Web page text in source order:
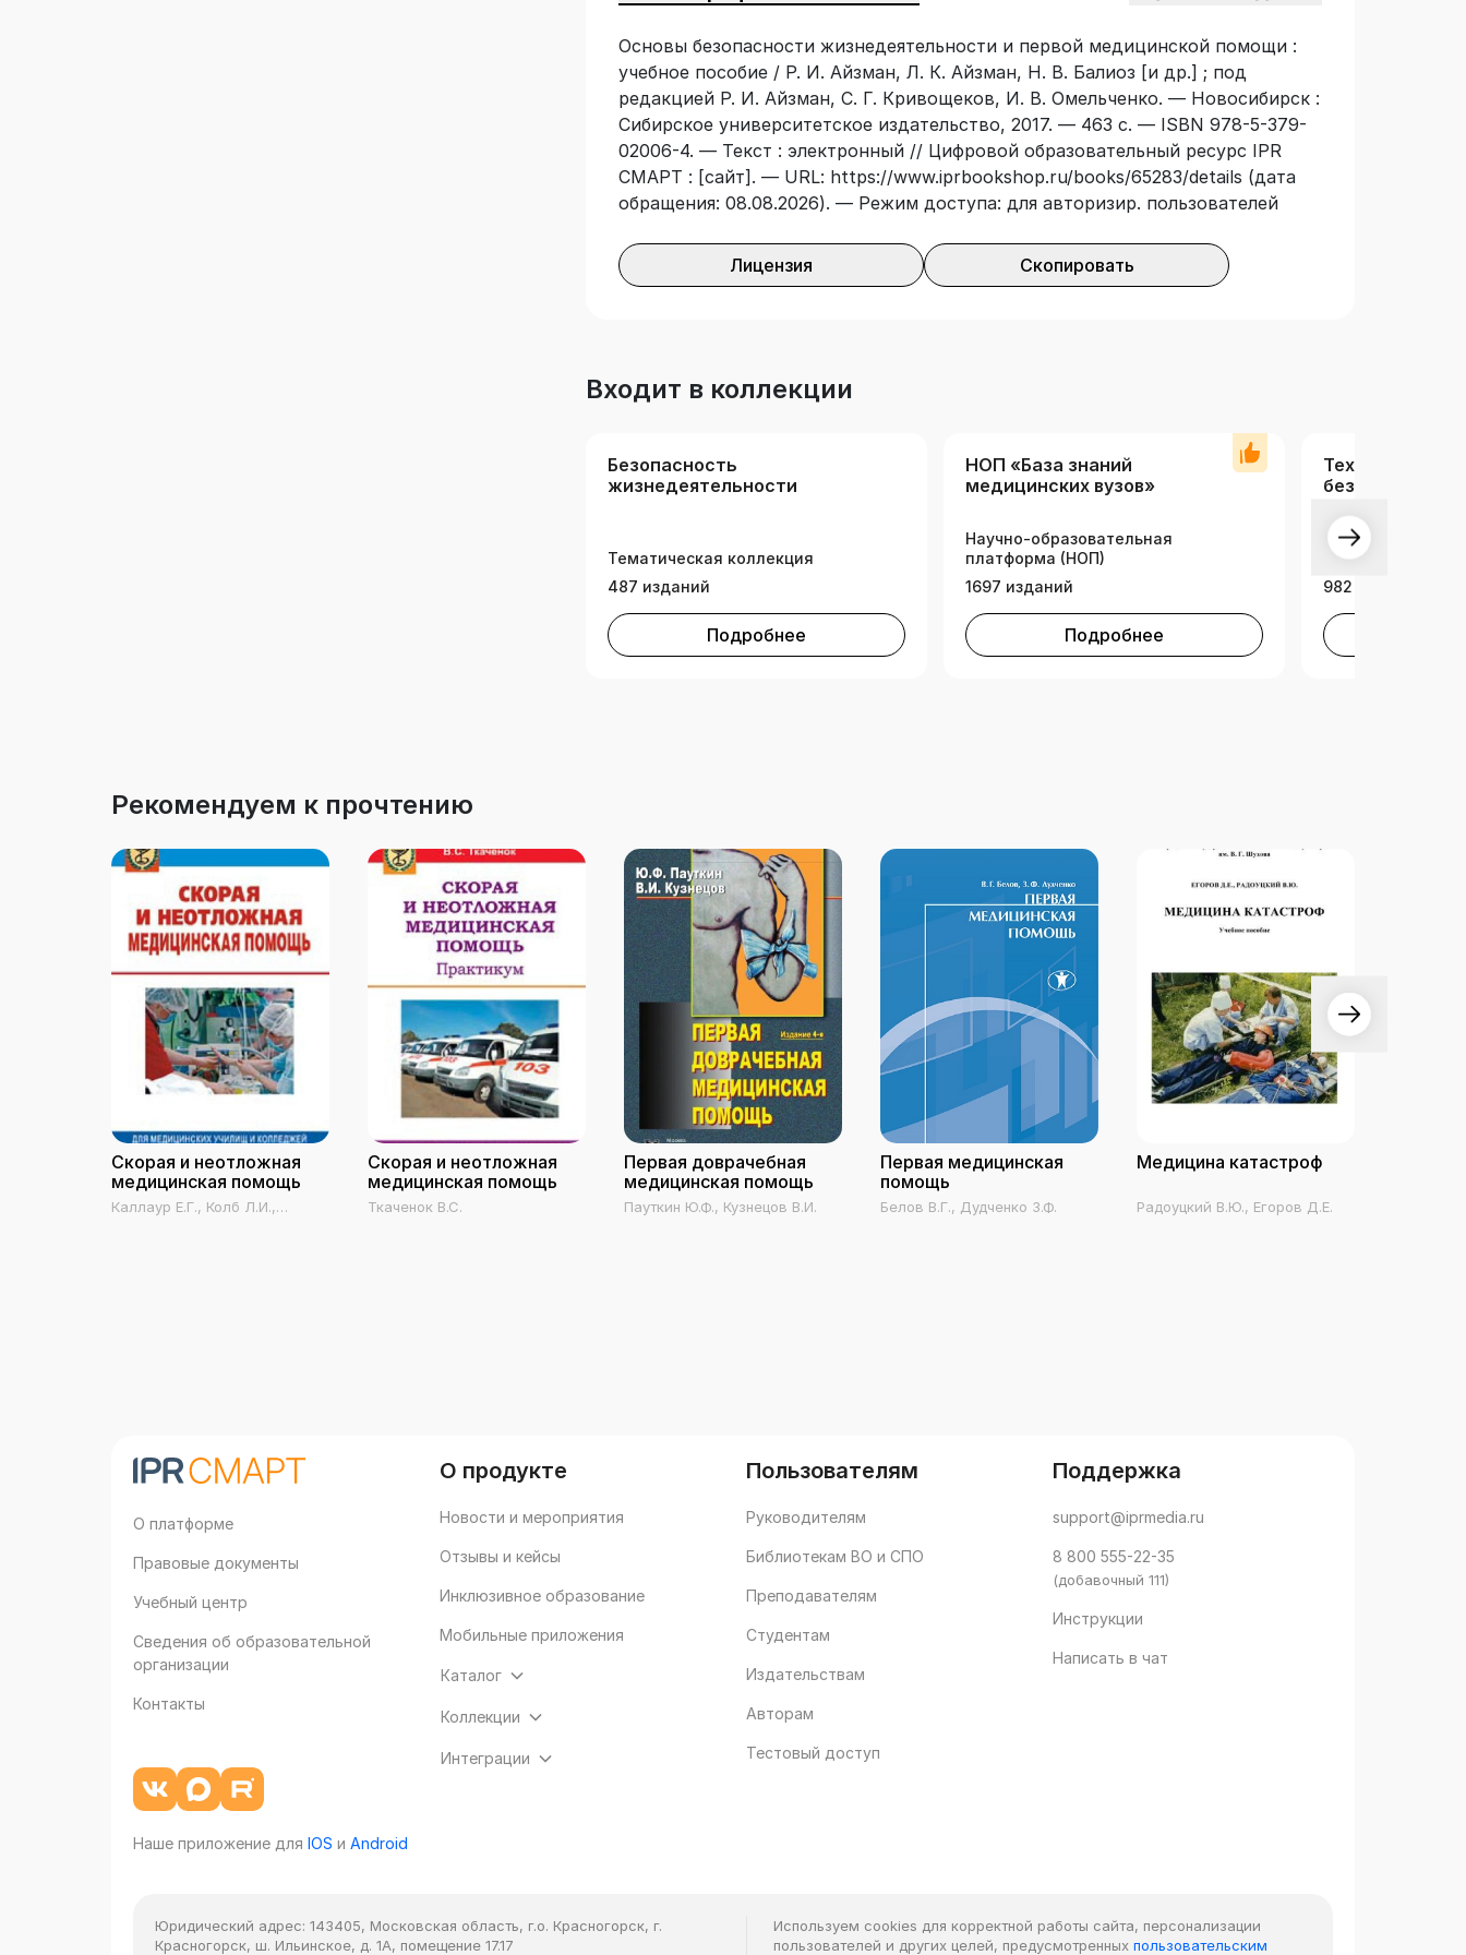
студентам медицинских учебных заведений, учителям школ и родителям.
Основы безопасности жизнедеятельности и первой медицинской помощи :
учебное пособие / Р. И. Айзман, Л. К. Айзман, Н. В. Балиоз [и др.] ; под
редакцией Р. И. Айзман, С. Г. Кривощеков, И. В. Омельченко. — Новосибирск :
Сибирское университетское издательство, 2017. — 463 с. — ISBN 978-5-379-
02006-4. — Текст : электронный // Цифровой образовательный ресурс IPR
СМАРТ : [сайт]. — URL: https://www.iprbookshop.ru/books/65283/details (дата
обращения: 08.08.2026). — Режим доступа: для авторизир. пользователей
Лицензия Скопировать
Входит в коллекции
Безопасность
жизнедеятельности
Тематическая коллекция
487 изданий
Подробнее
НОП «База знаний
медицинских вузов»
Научно-образовательная
платформа (НОП)
1697 изданий
Подробнее
Техносферная
безопасность.
Тематическая
982 издания
Рекомендуем к прочтению
Скорая и неотложная
медицинская помощь
Каллаур Е.Г., Колб Л.И.,
Скорая и неотложная
медицинская помощь
Ткаченок В.С.
Первая доврачебная
медицинская помощь
Пауткин Ю.Ф., Кузнецов В.И.
Первая медицинская
помощь
Белов В.Г., Дудченко З.Ф.
Медицина катастроф
Радоуцкий В.Ю., Егоров Д.Е.
О платформе
Правовые документы
Учебный центр
Сведения об образовательной
организации
Контакты
Наше приложение для IOS и Android
О продукте
Новости и мероприятия
Отзывы и кейсы
Инклюзивное образование
Мобильные приложения
Каталог
Коллекции
Интеграции
Пользователям
Руководителям
Библиотекам ВО и СПО
Преподавателям
Студентам
Издательствам
Авторам
Тестовый доступ
Поддержка
support@iprmedia.ru
8 800 555-22-35
(добавочный 111)
Инструкции
Написать в чат
Юридический адрес: 143405, Московская область, г.о. Красногорск, г.
Красногорск, ш. Ильинское, д. 1А, помещение 17.17
Используем cookies для корректной работы сайта, персонализации
пользователей и других целей, предусмотренных пользовательским